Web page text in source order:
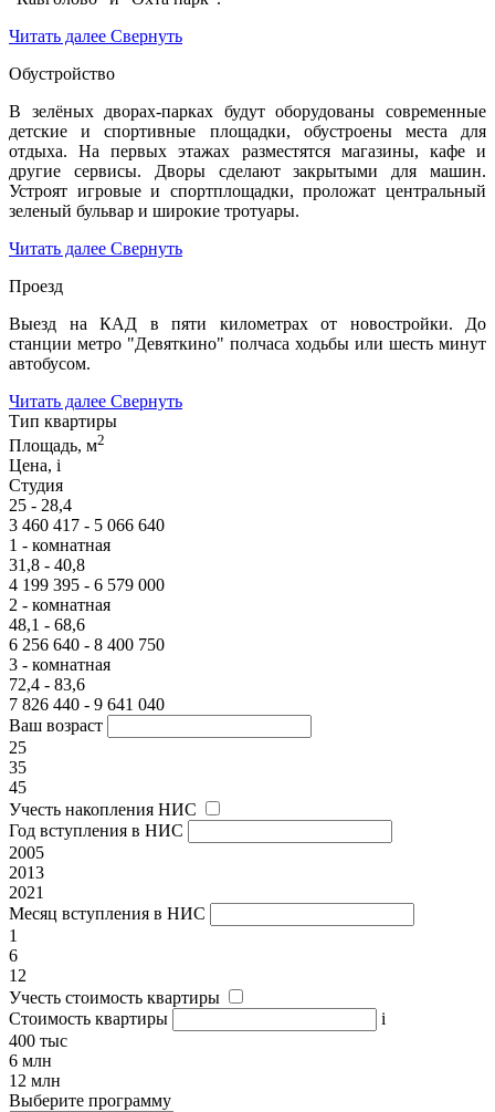
Читать далее Свернуть
Обустройство
В зелёных дворах-парках будут оборудованы современные
детские и спортивные площадки, обустроены места для
отдыха. На первых этажах разместятся магазины, кафе и
другие сервисы. Дворы сделают закрытыми для машин.
Устроят игровые и спортплощадки, проложат центральный
зеленый бульвар и широкие тротуары.
Читать далее Свернуть
Проезд
Выезд на КАД в пяти километрах от новостройки. До
станции метро "Девяткино" полчаса ходьбы или шесть минут
автобусом.
Читать далее Свернуть
Тип квартиры
Площадь, м2
Цена, i
Студия
25 - 28,4
3 460 417 - 5 066 640
1 - комнатная
31,8 - 40,8
4 199 395 - 6 579 000
2 - комнатная
48,1 - 68,6
6 256 640 - 8 400 750
3 - комнатная
72,4 - 83,6
7 826 440 - 9 641 040
Ваш возраст
25
35
45
Учесть накопления НИС
Год вступления в НИС
2005
2013
2021
Месяц вступления в НИС
1
6
12
Учесть стоимость квартиры
Стоимость квартиры
i
400 тыс
6 млн
12 млн
Выберите программу